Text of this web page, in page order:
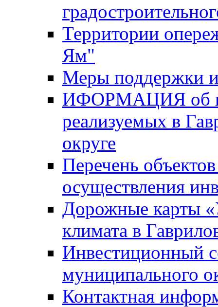
Территории
Ям"
Меры поддержки
ИФОРМАЦИЯ об
реализуемых в
округе
Перечень
осуществления
Дорожные карты
климата в
Инвестиционный
муниципального
Контактная